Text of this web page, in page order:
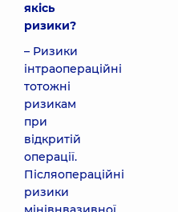
якісь
ризики?
– Ризики
інтраопераційні
тотожні
ризикам
при
відкритій
операції.
Післяопераційні
ризики